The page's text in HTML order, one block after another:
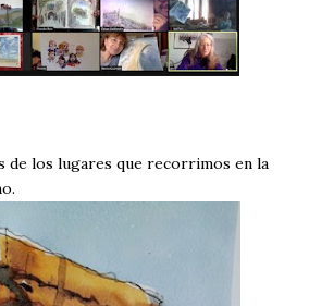
de los lugares que recorrimos en la